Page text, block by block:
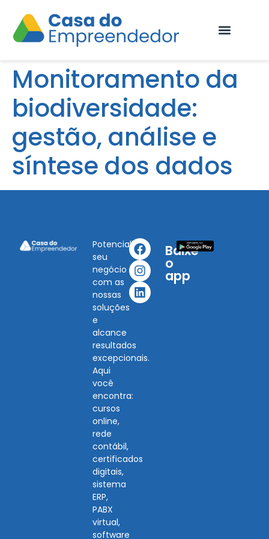
Monitoramento da
biodiversidade:
gestão, análise e
síntese dos dados
Potencialize
seu
negócio
com as
nossas
soluções
e
alcance
resultados
excepcionais.
Aqui
você
encontra:
cursos
online,
rede
contábil,
certificados
digitais,
sistema
ERP,
PABX
virtual,
software
Baixe
o
app